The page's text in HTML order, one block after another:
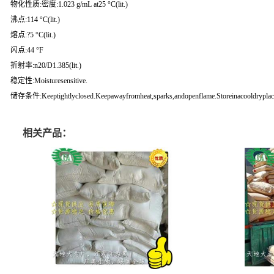
物化性质:密度:1.023 g/mL at25 °C(lit.)
沸点:114 °C(lit.)
熔点:?5 °C(lit.)
闪点:44 °F
折射率:n20/D1.385(lit.)
稳定性:Moisturesensitive.
储存条件
相关产品：